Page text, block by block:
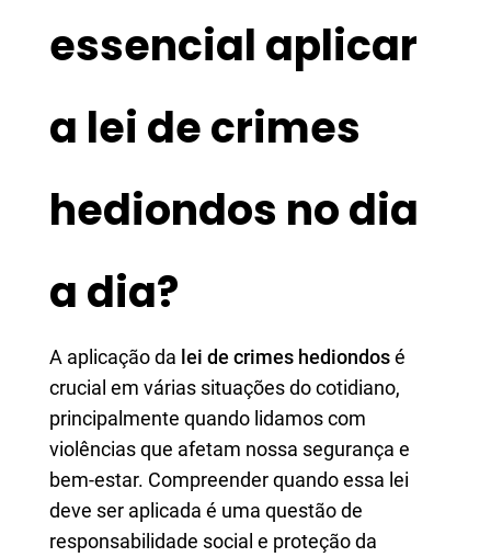
essencial aplicar
a lei de crimes
hediondos no dia
a dia?
A aplicação da lei de crimes hediondosé
crucial em várias situações do cotidiano,
principalmente quando lidamos com
violências que afetam nossa segurança e
bem-estar. Compreender quando essa lei
deve ser aplicada é uma questão de
responsabilidade social e proteção da